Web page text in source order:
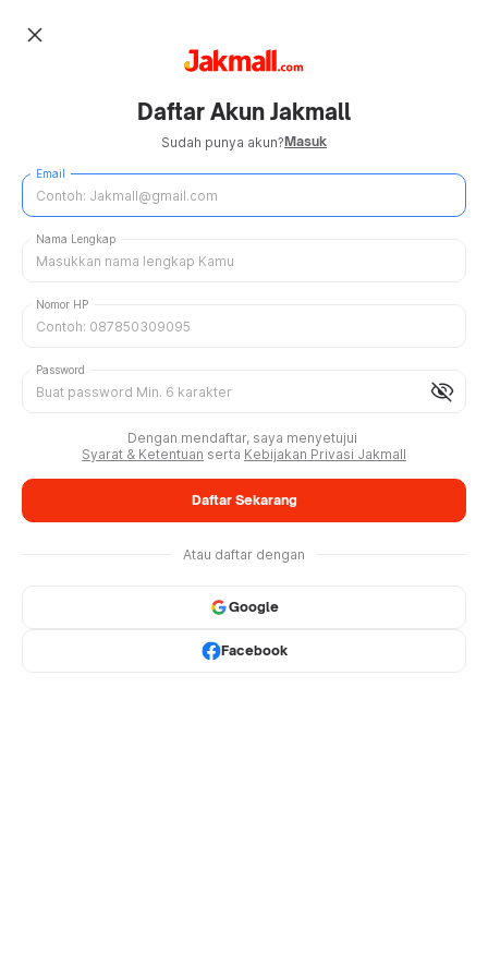
close
Daftar Akun Jakmall
Sudah punya akun?Masuk
Email
Nama Lengkap
Nomor HP
visibility_off
Password
Dengan mendaftar, saya menyetujui
Syarat & Ketentuan serta Kebijakan Privasi Jakmall
Daftar Sekarang
Atau daftar dengan
Google
Facebook